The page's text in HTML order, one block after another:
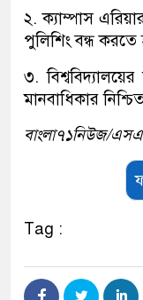
২. ক্যাম্পাস
পুলিশিং বন্ধ করতে
৩. বিশ্ববিদ্যালয়ের
মানবাধিকার
বাংলা৭১নিউজ/
Tag :